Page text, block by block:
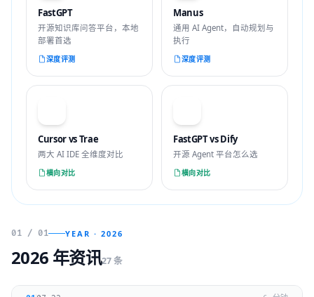
FastGPT
开源知识库问答平台，本地
部署首选
深度评测
Manus
通用 AI Agent，自动规划与
执行
深度评测
Cursor vs Trae
两大 AI IDE 全维度对比
横向对比
FastGPT vs Dify
开源 Agent 平台怎么选
横向对比
01 / 01 YEAR · 2026
2026 年资讯27 条